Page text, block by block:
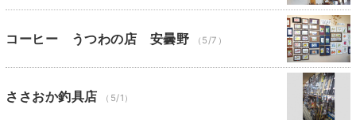
コーヒー うつわの店 安曇野 （5/7）
ささおか釣具店 （5/1）